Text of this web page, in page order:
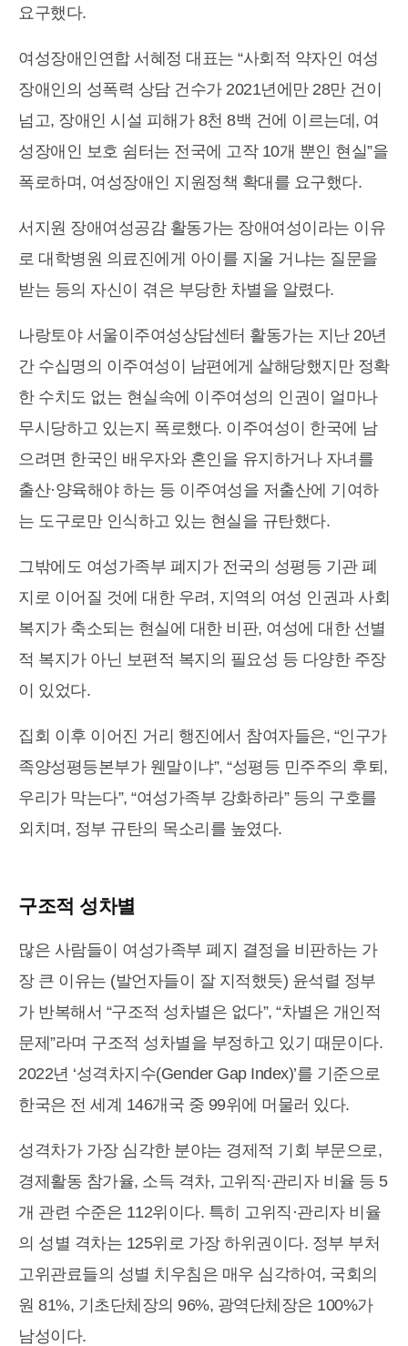
요구했다.
여성장애인연합 서혜정 대표는 “사회적 약자인 여성
장애인의 성폭력 상담 건수가 2021년에만 28만 건이
넘고, 장애인 시설 피해가 8천 8백 건에 이르는데, 여
성장애인 보호 쉼터는 전국에 고작 10개 뿐인 현실”을
폭로하며, 여성장애인 지원정책 확대를 요구했다.
서지원 장애여성공감 활동가는 장애여성이라는 이유
로 대학병원 의료진에게 아이를 지울 거냐는 질문을
받는 등의 자신이 겪은 부당한 차별을 알렸다.
나랑토야 서울이주여성상담센터 활동가는 지난 20년
간 수십명의 이주여성이 남편에게 살해당했지만 정확
한 수치도 없는 현실속에 이주여성의 인권이 얼마나
무시당하고 있는지 폭로했다. 이주여성이 한국에 남
으려면 한국인 배우자와 혼인을 유지하거나 자녀를
출산·양육해야 하는 등 이주여성을 저출산에 기여하
는 도구로만 인식하고 있는 현실을 규탄했다.
그밖에도 여성가족부 폐지가 전국의 성평등 기관 폐
지로 이어질 것에 대한 우려, 지역의 여성 인권과 사회
복지가 축소되는 현실에 대한 비판, 여성에 대한 선별
적 복지가 아닌 보편적 복지의 필요성 등 다양한 주장
이 있었다.
집회 이후 이어진 거리 행진에서 참여자들은, “인구가
족양성평등본부가 웬말이냐”, “성평등 민주주의 후퇴,
우리가 막는다”, “여성가족부 강화하라” 등의 구호를
외치며, 정부 규탄의 목소리를 높였다.
구조적 성차별
많은 사람들이 여성가족부 폐지 결정을 비판하는 가
장 큰 이유는 (발언자들이 잘 지적했듯) 윤석렬 정부
가 반복해서 “구조적 성차별은 없다”, “차별은 개인적
문제”라며 구조적 성차별을 부정하고 있기 때문이다.
2022년 ‘성격차지수(Gender Gap Index)’를 기준으로
한국은 전 세계 146개국 중 99위에 머물러 있다.
성격차가 가장 심각한 분야는 경제적 기회 부문으로,
경제활동 참가율, 소득 격차, 고위직·관리자 비율 등 5
개 관련 수준은 112위이다. 특히 고위직·관리자 비율
의 성별 격차는 125위로 가장 하위권이다. 정부 부처
고위관료들의 성별 치우침은 매우 심각하여, 국회의
원 81%, 기초단체장의 96%, 광역단체장은 100%가
남성이다.